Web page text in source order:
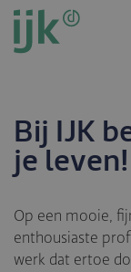
Overslaan
naar
gaan
Bij IJK
je leven!
Op een mooie,
enthousiaste
werk dat ertoe